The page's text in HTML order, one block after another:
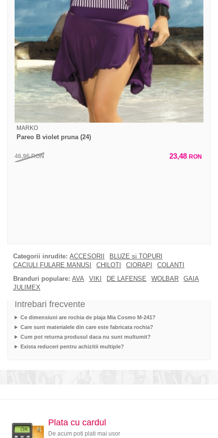
MARKO
Pareo B violet pruna (24)
46,96RON 23,48 RON
Categorii inrudite: ACCESORII
BLUZE si TOPURI
CACIULI FULARE MANUSI
CHILOTI CIORAPI
COLANTI
Branduri populare: AVA VIKI DE LAFENSE WOLBAR
GAIA
JULIMEX
Intrebari frecvente
Ce dimensiuni are rochia de plaja Mia Cosmo M-241?
Care sunt materialele din care este fabricata rochia?
Cum pot returna produsul daca nu sunt multumit?
Exista reduceri pentru achizitii multiple?
Plata cu cardul
De acum poti plati mai usor